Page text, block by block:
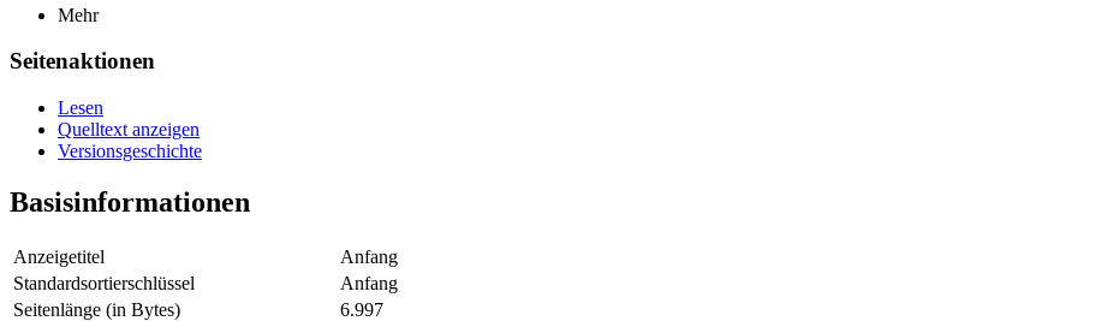
Mehr
Seitenaktionen
Lesen
Quelltext anzeigen
Versionsgeschichte
Basisinformationen
Anzeigetitel
Anfang
Standardsortierschlüssel
Anfang
Seitenlänge (in Bytes)
6.997